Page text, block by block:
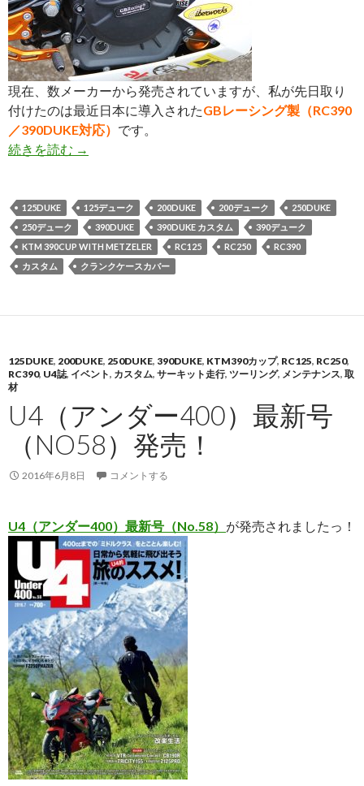
現在、数メーカーから発売されていますが、私が先日取り
付けたのは最近日本に導入されたGBレーシング製（RC390
／390DUKE対応） です。
続きを読む クランクケースカバー着けたど〜！
→
125DUKE 125デューク 200DUKE 200デューク
250DUKE
250デューク
390DUKE 390DUKE カスタム
390デューク
KTM 390CUP WITH METZELER
RC125 RC250
RC390
カスタム
クランクケースカバー
125DUKE, 200DUKE, 250DUKE, 390DUKE, KTM390カップ, RC125, RC250,
RC390, U4誌, イベント, カスタム, サーキット走行, ツーリング, メンテナンス, 取
材
U4（アンダー400）最新号
（NO58）発売！
2016年6月8日 コメントする
U4（アンダー400）最新号（No.58） が発売されましたっ！